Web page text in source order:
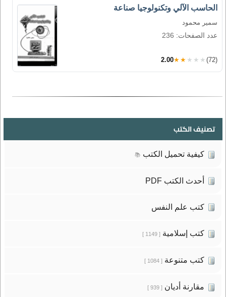
الحاسب الآلي وتكنولوجيا صناعة
سمير محمود
عدد الصفحات: 236
2.00★★★★★ (72)
تصنيف الكتب
كيفية تحميل الكتب 📚
أحدث الكتب PDF
كتب علم النفس
كتب إسلامية[ 1149 ]
كتب متنوعة[ 1084 ]
مقارنة أديان[ 939 ]